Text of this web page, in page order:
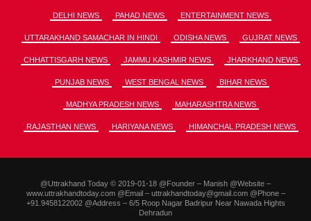
DELHI NEWS PAHAD NEWS ENTERTAINMENT NEWS
UTTARAKHAND SAMACHAR IN HINDI ODISHA NEWS GUJRAT NEWS
CHHATTISGARH NEWS JAMMU KASHMIR NEWS JHARKHAND NEWS
PUNJAB NEWS WEST BENGAL NEWS BIHAR NEWS
MADHYA PRADESH NEWS MAHARASHTRA NEWS
RAJASTHAN NEWS HARIYANA NEWS HIMANCHAL PRADESH NEWS
@Uttrakhand Today © 2019-01-18 @Founder – Manish @Website –
www.uttrakhandtoday.com @Email – uttrakhandtoday@gmail.com @Phone –
+91.9458122002 @Address – 6/5 Roop Nagar Badripur Near Nawada Hights
Dehradun